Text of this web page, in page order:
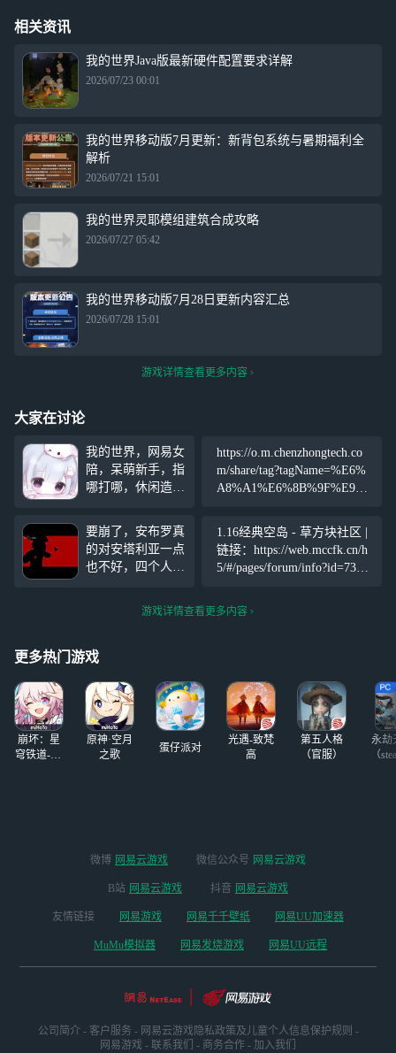
相关资讯
我的世界Java版最新硬件配置要求详解
2026/07/23 00:01
我的世界移动版7月更新：新背包系统与暑期福利全
解析
2026/07/21 15:01
我的世界灵耶模组建筑合成攻略
2026/07/27 05:42
我的世界移动版7月28日更新内容汇总
2026/07/28 15:01
游戏详情查看更多内容
大家在讨论
我的世界，网易女
陪，呆萌新手，指
哪打哪，休闲造
痨聊天，不冷场，
给老板平淡的生活
添加麻烦!喵!! 9.9
元一小时，25元三
元 ·可存单·可预约
（活跃时
https://o.m.chenzhongtech.co
m/share/tag?tagName=%E6%
A8%A1%E6%8B%9F%E9%
alse&fid=
要崩了，安布罗真
的对安塔利亚一点
也不好，四个人，
个，心疼，泡芙—
涅普—阿秩—Keve
家，呜呜呜，校长
1.16经典空岛 - 草方块社区 |
链接：https://web.mccfk.cn/h
5/#/pages/forum/info?id=736&
游戏详情查看更多内容
更多热门游戏
崩坏：星
穹铁道-4.4
原神·空月
之歌
蛋仔派对
光遇-致梵
高
第五人格
（官服）
永劫
（
微博 网易云游戏 微信公众号 网易云游戏
B站 网易云游戏 抖音 网易云游戏
友情链接 网易游戏 网易千千壁纸 网易UU加速器
MuMu模拟器 网易发烧游戏 网易UU远程
公司简介 - 客户服务 - 网易云游戏隐私政策及儿童个人信息保护规则 -
网易游戏 - 联系我们 - 商务合作 - 加入我们